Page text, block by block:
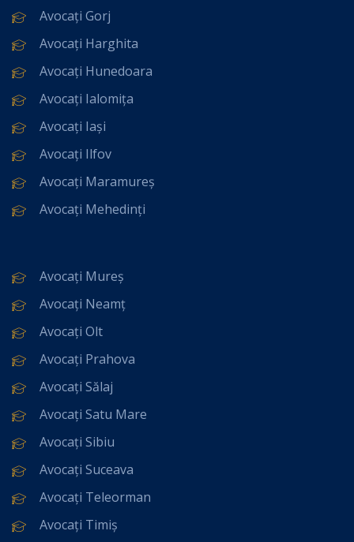
Avocați Gorj
Avocați Harghita
Avocați Hunedoara
Avocați Ialomița
Avocați Iași
Avocați Ilfov
Avocați Maramureș
Avocați Mehedinți
Avocați Mureș
Avocați Neamț
Avocați Olt
Avocați Prahova
Avocați Sălaj
Avocați Satu Mare
Avocați Sibiu
Avocați Suceava
Avocați Teleorman
Avocați Timiș